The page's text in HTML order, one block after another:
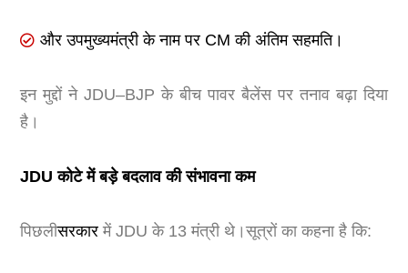
और उपमुख्यमंत्री के नाम पर CM की अंतिम सहमति।
इन मुद्दों ने JDU–BJP के बीच पावर बैलेंस पर तनाव बढ़ा दिया
है।
JDU कोटे में बड़े बदलाव की संभावना कम
पिछलीसरकार में JDU के 13 मंत्री थे।सूत्रों का कहना है कि: